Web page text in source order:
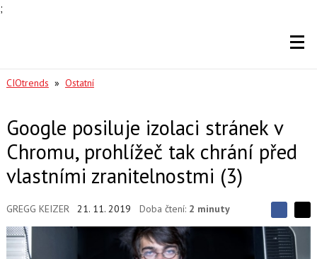
;
CIOtrends » Ostatní
Google posiluje izolaci stránek v
Chromu, prohlížeč tak chrání před
vlastními zranitelnostmi (3)
GREGG KEIZER 21. 11. 2019 Doba čtení: 2 minuty
S
d
í
S
d
í
l